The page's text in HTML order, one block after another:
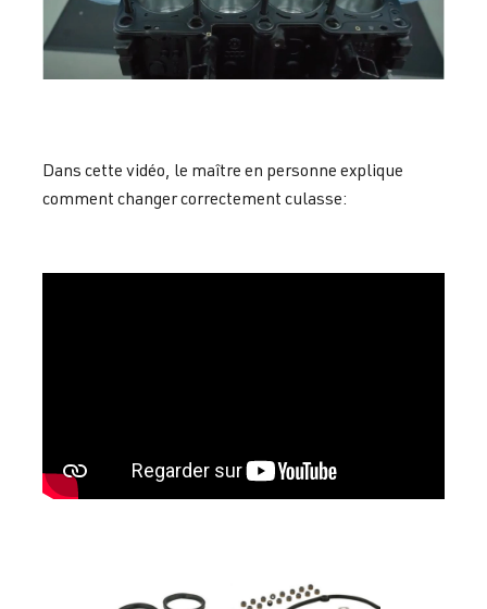
Dans cette vidéo, le maître en personne explique
comment changer correctement culasse: